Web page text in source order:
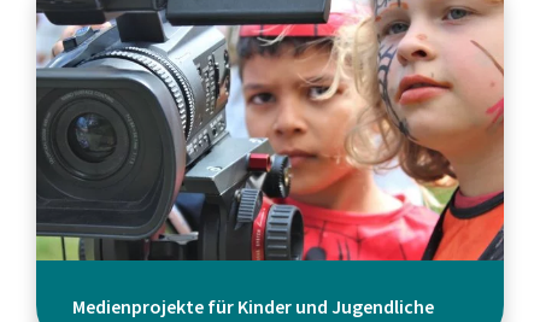
Medienprojekte für Kinder und Jugendliche